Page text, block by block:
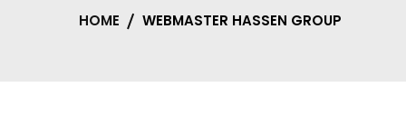
HOME WEBMASTER HASSEN GROUP